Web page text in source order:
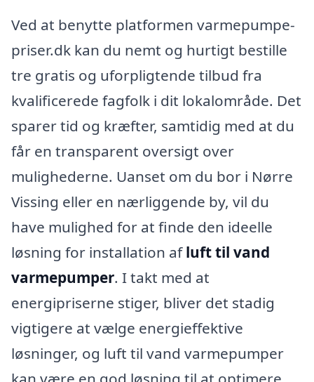
Ved at benytte platformen varmepumpe-
priser.dk kan du nemt og hurtigt bestille
tre gratis og uforpligtende tilbud fra
kvalificerede fagfolk i dit lokalområde. Det
sparer tid og kræfter, samtidig med at du
får en transparent oversigt over
mulighederne. Uanset om du bor i Nørre
Vissing eller en nærliggende by, vil du
have mulighed for at finde den ideelle
løsning for installation afluft til vand
varmepumper. I takt med at
energipriserne stiger, bliver det stadig
vigtigere at vælge energieffektive
løsninger, og luft til vand varmepumper